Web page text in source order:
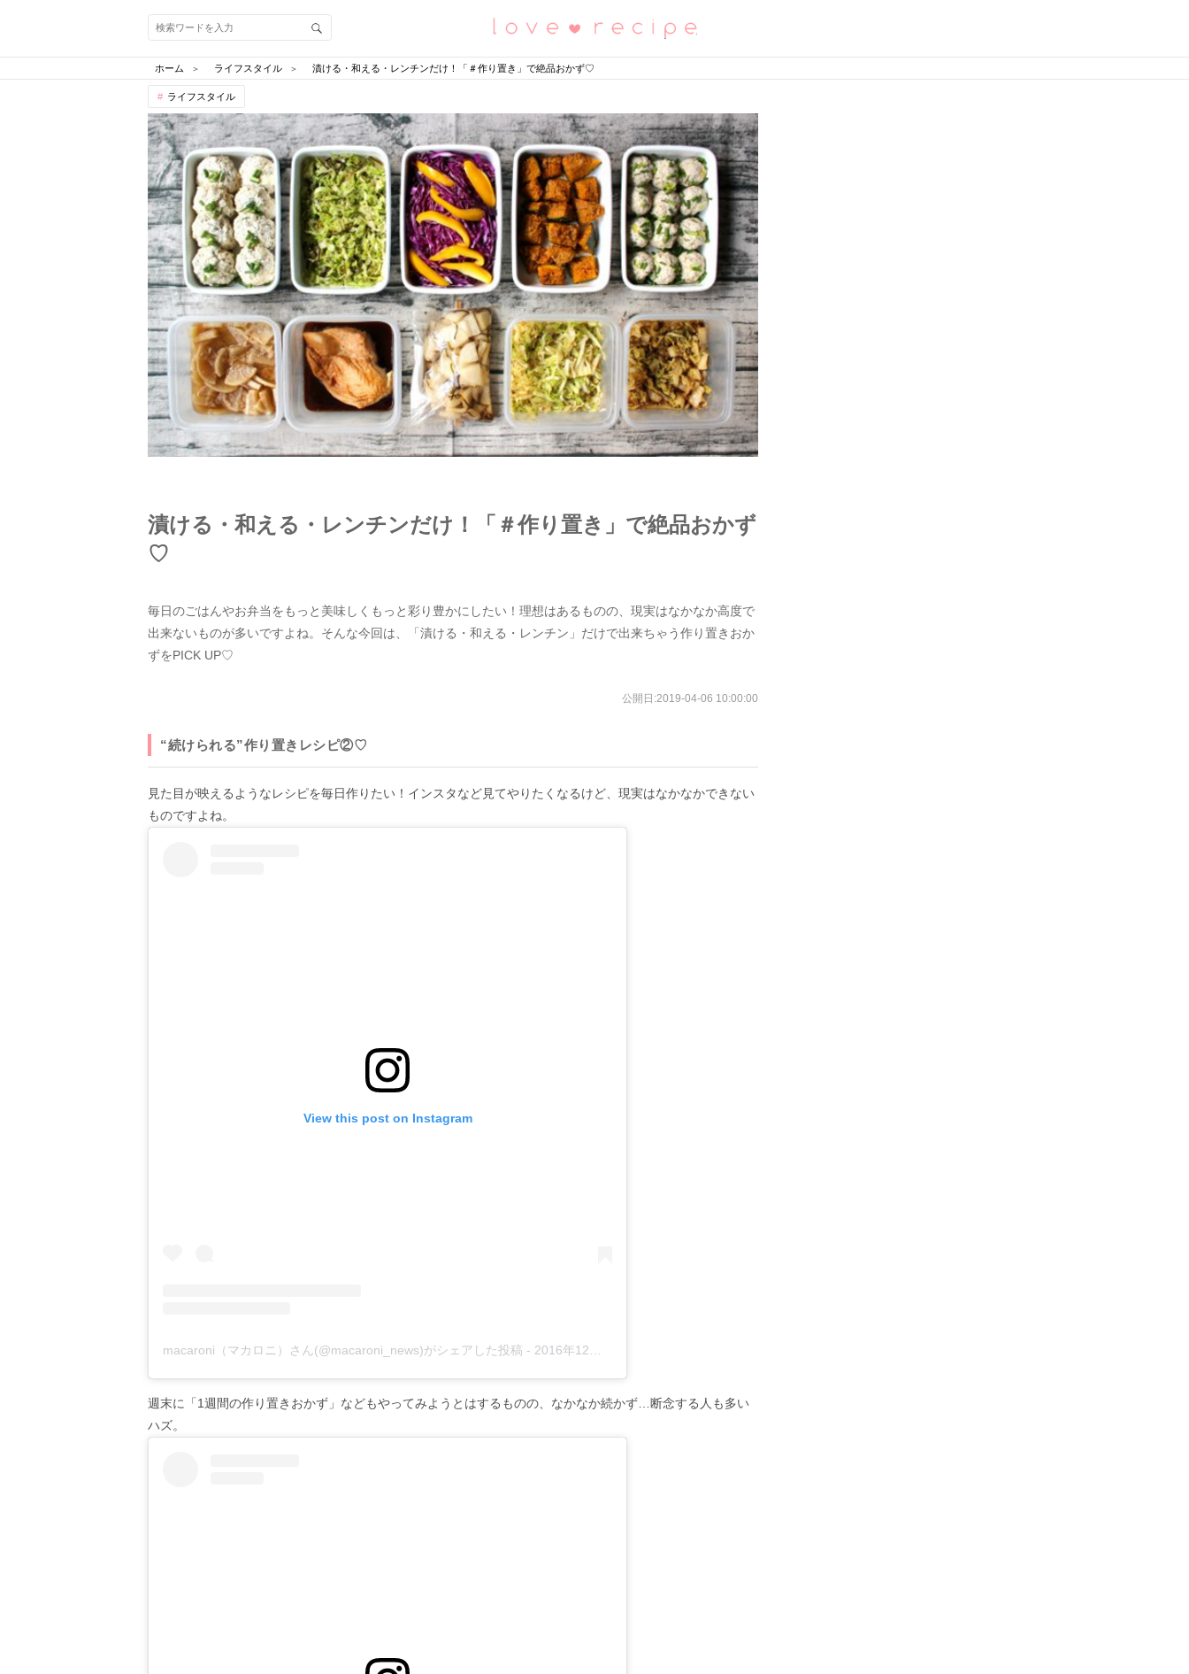
恋愛レシピ
ホーム ライフスタイル 漬ける・和える・レンチンだけ！「＃作り置き」で絶品おかず♡
ライフスタイル
漬ける・和える・レンチンだけ！「＃作り置き」で絶品おかず
♡
毎日のごはんやお弁当をもっと美味しくもっと彩り豊かにしたい！理想はあるものの、現実はなかなか高度で
出来ないものが多いですよね。そんな今回は、「漬ける・和える・レンチン」だけで出来ちゃう作り置きおか
ずをPICK UP♡
公開日:2019-04-06 10:00:00
“続けられる”作り置きレシピ②♡
見た目が映えるようなレシピを毎日作りたい！インスタなど見てやりたくなるけど、現実はなかなかできない
ものですよね。
View this post on Instagram
macaroni（マカロニ）さん(@macaroni_news)がシェアした投稿 - 2016年12月月26日午前12時55分PST
週末に「1週間の作り置きおかず」などもやってみようとはするものの、なかなか続かず…断念する人も多い
ハズ。